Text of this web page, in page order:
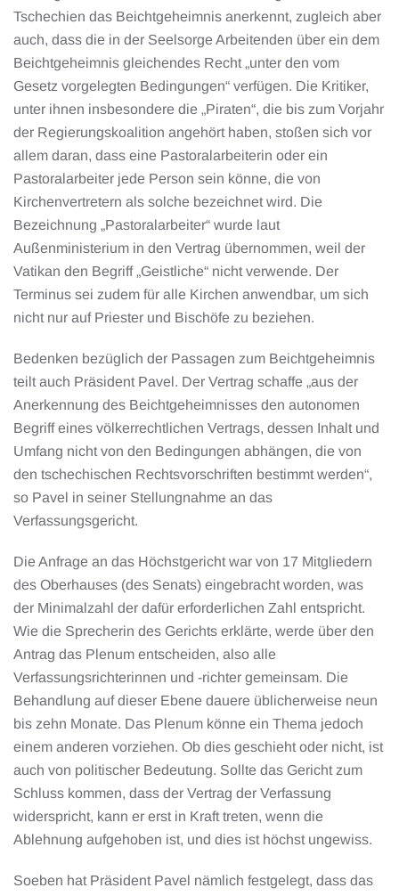
Tschechien das Beichtgeheimnis anerkennt, zugleich aber
auch, dass die in der Seelsorge Arbeitenden über ein dem
Beichtgeheimnis gleichendes Recht „unter den vom
Gesetz vorgelegten Bedingungen“ verfügen. Die Kritiker,
unter ihnen insbesondere die „Piraten“, die bis zum Vorjahr
der Regierungskoalition angehört haben, stoßen sich vor
allem daran, dass eine Pastoralarbeiterin oder ein
Pastoralarbeiter jede Person sein könne, die von
Kirchenvertretern als solche bezeichnet wird. Die
Bezeichnung „Pastoralarbeiter“ wurde laut
Außenministerium in den Vertrag übernommen, weil der
Vatikan den Begriff „Geistliche“ nicht verwende. Der
Terminus sei zudem für alle Kirchen anwendbar, um sich
nicht nur auf Priester und Bischöfe zu beziehen.
Bedenken bezüglich der Passagen zum Beichtgeheimnis
teilt auch Präsident Pavel. Der Vertrag schaffe „aus der
Anerkennung des Beichtgeheimnisses den autonomen
Begriff eines völkerrechtlichen Vertrags, dessen Inhalt und
Umfang nicht von den Bedingungen abhängen, die von
den tschechischen Rechtsvorschriften bestimmt werden“,
so Pavel in seiner Stellungnahme an das
Verfassungsgericht.
Die Anfrage an das Höchstgericht war von 17 Mitgliedern
des Oberhauses (des Senats) eingebracht worden, was
der Minimalzahl der dafür erforderlichen Zahl entspricht.
Wie die Sprecherin des Gerichts erklärte, werde über den
Antrag das Plenum entscheiden, also alle
Verfassungsrichterinnen und -richter gemeinsam. Die
Behandlung auf dieser Ebene dauere üblicherweise neun
bis zehn Monate. Das Plenum könne ein Thema jedoch
einem anderen vorziehen. Ob dies geschieht oder nicht, ist
auch von politischer Bedeutung. Sollte das Gericht zum
Schluss kommen, dass der Vertrag der Verfassung
widerspricht, kann er erst in Kraft treten, wenn die
Ablehnung aufgehoben ist, und dies ist höchst ungewiss.
Soeben hat Präsident Pavel nämlich festgelegt, dass das